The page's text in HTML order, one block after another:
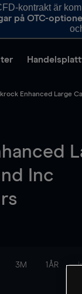
kontrakt är
på OTC-
Enhanced Large
Inc
3M 1ÅR